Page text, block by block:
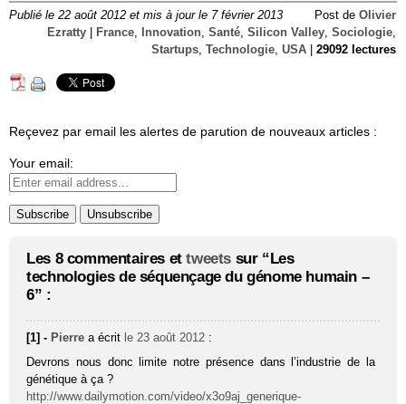
Publié le 22 août 2012 et mis à jour le 7 février 2013 Post de Olivier
Ezratty
France, Innovation, Santé, Silicon Valley, Sociologie,
Startups, Technologie, USA 29092 lectures
Reçevez par email les alertes de parution de nouveaux articles :
Your email:
Les 8 commentaires ettweets sur “Les
technologies de séquençage du génome humain –
6” :
[1] - Pierre a écrit le 23 août 2012 :
Devrons nous donc limite notre présence dans l’industrie de la
génétique à ça ?
http://www.dailymotion.com/video/x3o9aj_generique-